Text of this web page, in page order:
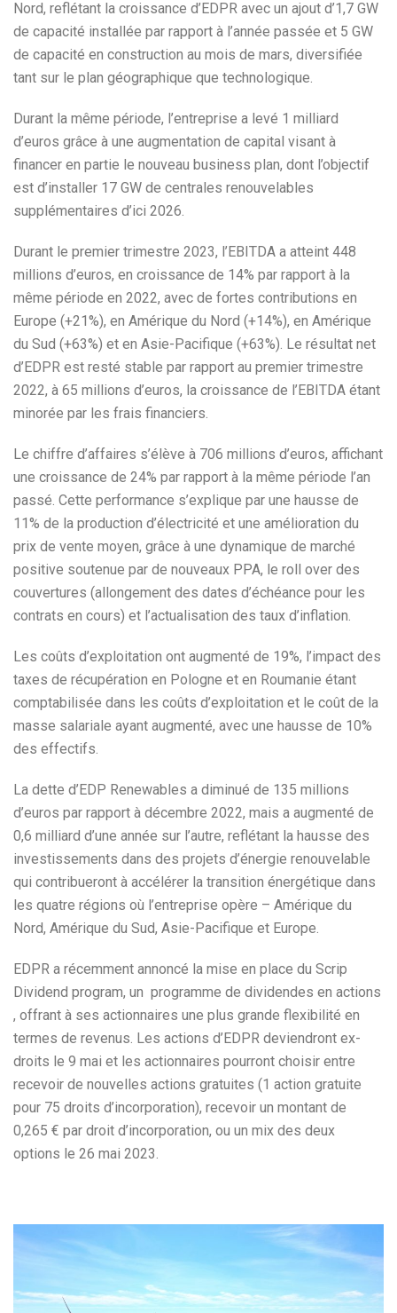
Nord, reflétant la croissance d’EDPR avec un ajout d’1,7 GW
de capacité installée par rapport à l’année passée et 5 GW
de capacité en construction au mois de mars, diversifiée
tant sur le plan géographique que technologique.
Durant la même période, l’entreprise a levé 1 milliard
d’euros grâce à une augmentation de capital visant à
financer en partie le nouveau business plan, dont l’objectif
est d’installer 17 GW de centrales renouvelables
supplémentaires d’ici 2026.
Durant le premier trimestre 2023, l’EBITDA a atteint 448
millions d’euros, en croissance de 14% par rapport à la
même période en 2022, avec de fortes contributions en
Europe (+21%), en Amérique du Nord (+14%), en Amérique
du Sud (+63%) et en Asie-Pacifique (+63%). Le résultat net
d’EDPR est resté stable par rapport au premier trimestre
2022, à 65 millions d’euros, la croissance de l’EBITDA étant
minorée par les frais financiers.
Le chiffre d’affaires s’élève à 706 millions d’euros, affichant
une croissance de 24% par rapport à la même période l’an
passé. Cette performance s’explique par une hausse de
11% de la production d’électricité et une amélioration du
prix de vente moyen, grâce à une dynamique de marché
positive soutenue par de nouveaux PPA, le roll over des
couvertures (allongement des dates d’échéance pour les
contrats en cours) et l’actualisation des taux d’inflation.
Les coûts d’exploitation ont augmenté de 19%, l’impact des
taxes de récupération en Pologne et en Roumanie étant
comptabilisée dans les coûts d’exploitation et le coût de la
masse salariale ayant augmenté, avec une hausse de 10%
des effectifs.
La dette d’EDP Renewables a diminué de 135 millions
d’euros par rapport à décembre 2022, mais a augmenté de
0,6 milliard d’une année sur l’autre, reflétant la hausse des
investissements dans des projets d’énergie renouvelable
qui contribueront à accélérer la transition énergétique dans
les quatre régions où l’entreprise opère – Amérique du
Nord, Amérique du Sud, Asie-Pacifique et Europe.
EDPR a récemment annoncé la mise en place du Scrip
Dividend program, un programme de dividendes en actions
, offrant à ses actionnaires une plus grande flexibilité en
termes de revenus. Les actions d’EDPR deviendront ex-
droits le 9 mai et les actionnaires pourront choisir entre
recevoir de nouvelles actions gratuites (1 action gratuite
pour 75 droits d’incorporation), recevoir un montant de
0,265 € par droit d’incorporation, ou un mix des deux
options le 26 mai 2023.